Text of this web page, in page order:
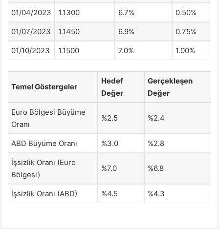
01/04/2023 1.1300 6.7% 0.50%
01/07/2023 1.1450 6.9% 0.75%
01/10/2023 1.1500 7.0% 1.00%
Temel Göstergeler
Hedef
Değer
Gerçekleşen
Değer
Euro Bölgesi Büyüme
Oranı
%2.5 %2.4
ABD Büyüme Oranı %3.0 %2.8
İşsizlik Oranı (Euro
Bölgesi)
%7.0 %6.8
İşsizlik Oranı (ABD) %4.5 %4.3